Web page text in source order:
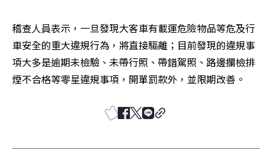
稽查人員表示，一旦發現大客車有載運危險物品等危及行
車安全的重大違規行為，將直接驅離；目前發現的違規事
項大多是逾期未檢驗、未帶行照、帶錯駕照、路邊攔檢排
煙不合格等零星違規事項，開單罰款外，並限期改善。